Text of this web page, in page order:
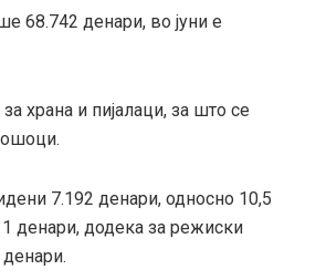
68.742 денари, во јуни е
храна и пијалаци, за што се
7.192 денари, односно 10,5
денари, додека за режиски